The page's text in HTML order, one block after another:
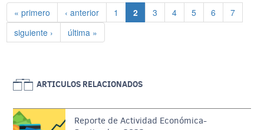
Primera página
« primero Página anterior
‹ anterior Página
1 Página actual
2 Página
3 Página
4 Página
5 Página
6 Página
7
Siguiente página
siguiente › Última página
última »
ARTICULOS RELACIONADOS
Reporte de Actividad Económica-